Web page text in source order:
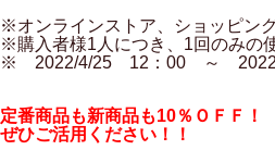
※オンラインストア、ショッピン
※購入者様1人につき、1回のみの
※ 2022/4/25 12：00 ～
定番商品も新商品も10％ＯＦＦ！
ぜひご活用ください！！